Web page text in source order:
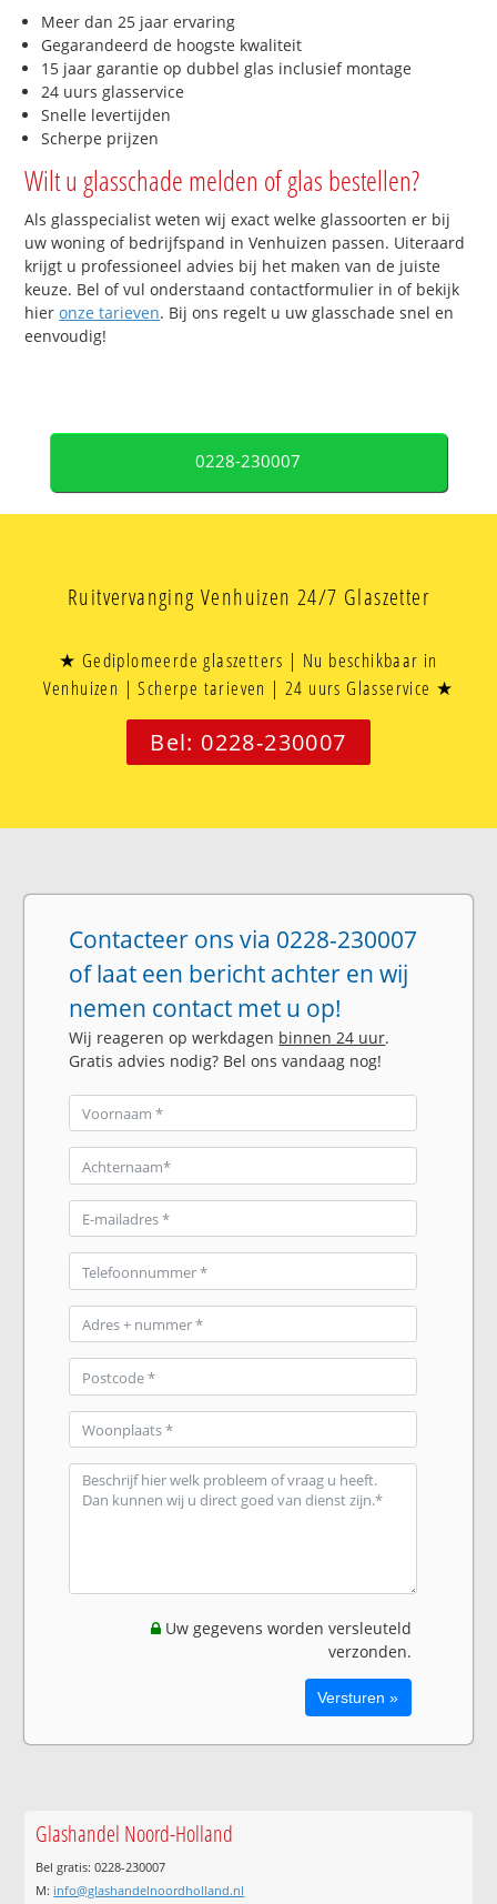
Meer dan 25 jaar ervaring
Gegarandeerd de hoogste kwaliteit
15 jaar garantie op dubbel glas inclusief montage
24 uurs glasservice
Snelle levertijden
Scherpe prijzen
Wilt u glasschade melden of glas bestellen?
Als glasspecialist weten wij exact welke glassoorten er bij
uw woning of bedrijfspand in Venhuizen passen. Uiteraard
krijgt u professioneel advies bij het maken van de juiste
keuze. Bel of vul onderstaand contactformulier in of bekijk
hieronze tarieven. Bij ons regelt u uw glasschade snel en
eenvoudig!
0228-230007
Ruitvervanging Venhuizen 24/7 Glaszetter
★ Gediplomeerde glaszetters | Nu beschikbaar in
Venhuizen | Scherpe tarieven | 24 uurs Glasservice ★
Bel: 0228-230007
Contacteer ons via 0228-230007
of laat een bericht achter en wij
nemen contact met u op!
Wij reageren op werkdagen binnen 24 uur.
Gratis advies nodig? Bel ons vandaag nog!
Uw gegevens worden versleuteld
verzonden.
Glashandel Noord-Holland
Bel gratis: 0228-230007
M: info@glashandelnoordholland.nl